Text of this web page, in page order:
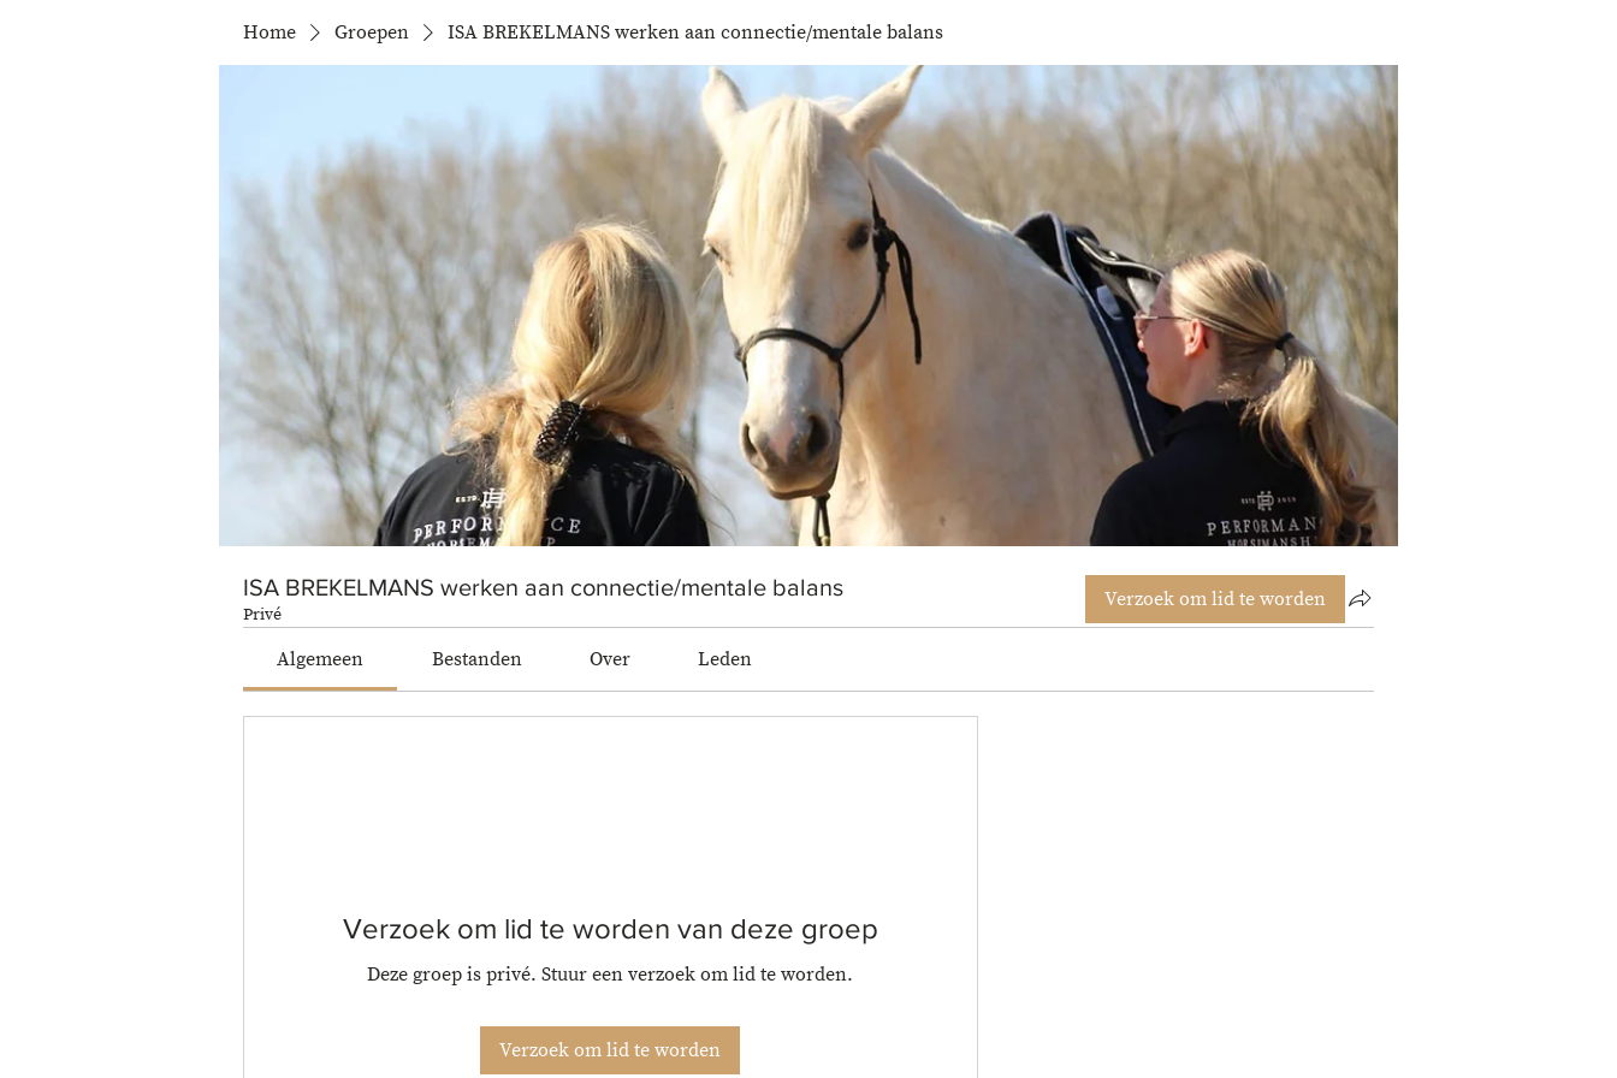
Home Groepen ISA BREKELMANS werken aan connectie/mentale balans
ISA BREKELMANS werken aan connectie/mentale balans
Privé
Verzoek om lid te worden
Algemeen Bestanden Over Leden
Verzoek om lid te worden van deze groep
Deze groep is privé. Stuur een verzoek om lid te worden.
Verzoek om lid te worden